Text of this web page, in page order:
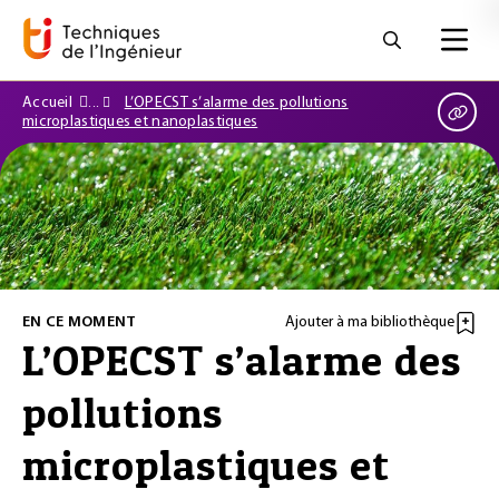
Accueil
L’OPECST s’alarme des pollutions
microplastiques et nanoplastiques
EN CE MOMENT Ajouter à ma bibliothèque
L’OPECST s’alarme des
pollutions
microplastiques et